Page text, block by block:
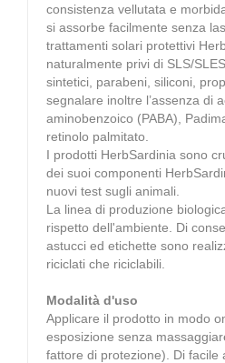
consistenza vellutata e
si assorbe facilmente senza
trattamenti solari protettivi
naturalmente privi di SLS/
sintetici, parabeni, siliconi,
segnalare inoltre l’assenza di
aminobenzoico (PABA),
retinolo palmitato.
I prodotti HerbSardinia sono
dei suoi componenti
nuovi test sugli animali.
La linea di produzione
rispetto dell'ambiente. Di
astucci ed etichette sono
riciclati che riciclabili.
Modalità d'uso
Applicare il prodotto in modo
esposizione senza
fattore di protezione). Di facile